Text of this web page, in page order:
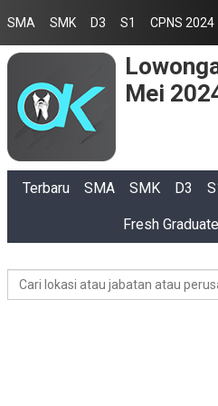
SMA SMK D3 S1 CPNS 2024
Mei
Terbaru SMA SMK D3
Fresh Graduate